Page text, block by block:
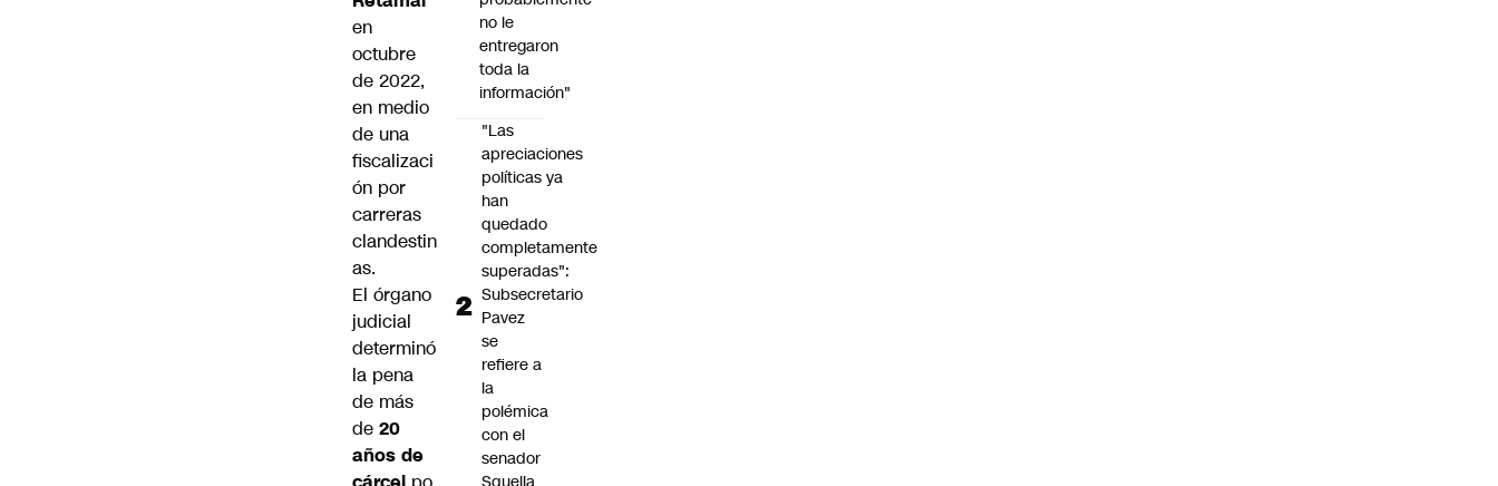
en
octubre
de 2022,
en medio
de una
fiscalizaci
ón por
carreras
clandestin
as.
El órgano
judicial
determinó
la pena
de más
de 20
años de
no le
entregaron
toda la
información"
"Las
apreciaciones
políticas ya
han
quedado
completamente
superadas":
Subsecretario
Pavez
se
refiere a
la
polémica
con el
senador